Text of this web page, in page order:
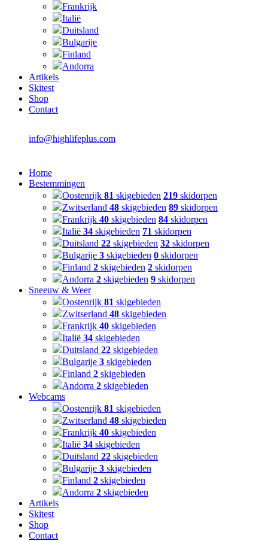
Frankrijk
Italië
Duitsland
Bulgarije
Finland
Andorra
Artikels
Skitest
Shop
Contact
info@highlifeplus.com
Home
Bestemmingen
Oostenrijk 81 skigebieden 219 skidorpen
Zwitserland 48 skigebieden 89 skidorpen
Frankrijk 40 skigebieden 84 skidorpen
Italië 34 skigebieden 71 skidorpen
Duitsland 22 skigebieden 32 skidorpen
Bulgarije 3 skigebieden 0 skidorpen
Finland 2 skigebieden 2 skidorpen
Andorra 2 skigebieden 9 skidorpen
Sneeuw & Weer
Oostenrijk 81 skigebieden
Zwitserland 48 skigebieden
Frankrijk 40 skigebieden
Italië 34 skigebieden
Duitsland 22 skigebieden
Bulgarije 3 skigebieden
Finland 2 skigebieden
Andorra 2 skigebieden
Webcams
Oostenrijk 81 skigebieden
Zwitserland 48 skigebieden
Frankrijk 40 skigebieden
Italië 34 skigebieden
Duitsland 22 skigebieden
Bulgarije 3 skigebieden
Finland 2 skigebieden
Andorra 2 skigebieden
Artikels
Skitest
Shop
Contact